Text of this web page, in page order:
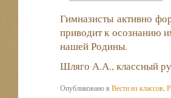
Гимназисты активно
приводит к осознанию
нашей Родины.
Шляго А.А., классный
Опубликовано вВести из классов